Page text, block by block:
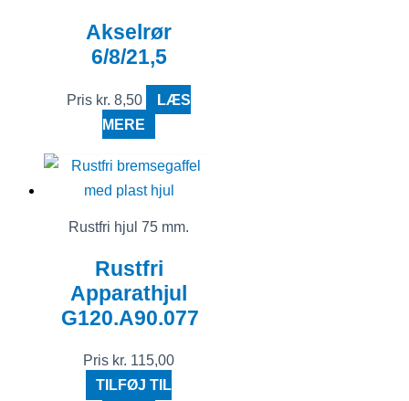
Akselrør
6/8/21,5
Pris kr. 8,50
LÆS
MERE
Rustfri hjul 75 mm.
Rustfri
Apparathjul
G120.A90.077
Pris kr. 115,00
TILFØJ TIL